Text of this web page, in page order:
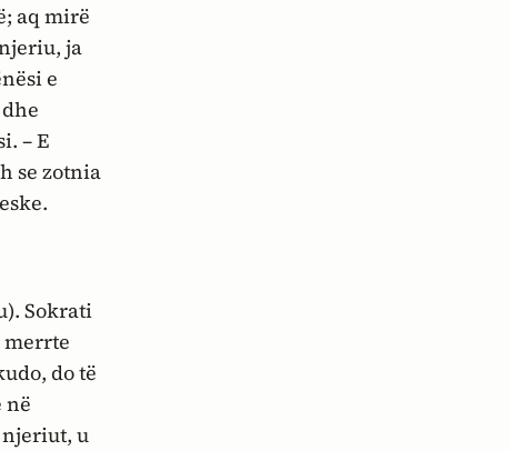
aq mirë
ja
e
– E
se zotnia
Sokrati
merrte
do të
në
u